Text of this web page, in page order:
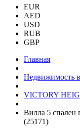
EUR
AED
USD
RUB
GBP
Главная
Недвижимость
VICTORY
Вилла 5 спален
(25171)